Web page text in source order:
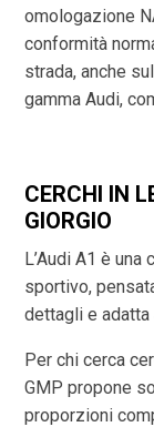
omologazione
conformità
strada, anche
gamma Audi,
CERCHI IN
GIORGIO
L’Audi A1 è
sportivo,
dettagli e adatta
Per chi cerca
GMP propone
proporzioni